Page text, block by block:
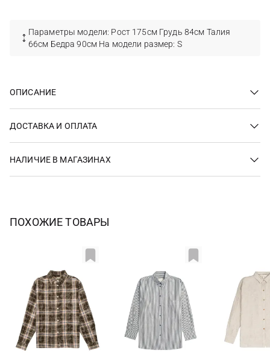
Параметры модели: Рост 175см Грудь 84см Талия
66см Бедра 90см На модели размер: S
ОПИСАНИЕ
ДОСТАВКА И ОПЛАТА
НАЛИЧИЕ В МАГАЗИНАХ
ПОХОЖИЕ ТОВАРЫ